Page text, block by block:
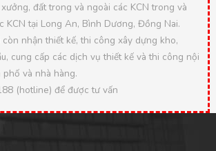
đất trong và ngoài các KCN trong và
KCN tại Long An, Bình Dương, Đồng Nai.
nhận thiết kế, thi công xây dựng kho,
cung cấp các dịch vụ thiết kế và thi công nội
và nhà hàng.
(hotline) để được tư vấn